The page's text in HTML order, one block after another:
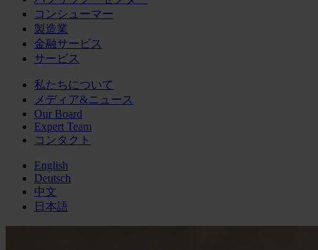
コンシューマー
製造業
金融サービス
サービス
私たちについて
メディア&ニュース
Our Board
Expert Team
コンタクト
English
Deutsch
中文
日本語